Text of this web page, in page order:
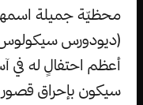
محظيّة جميلة
(ديودورس
أعظم احتفالٍ له في
سيكون بإحراق